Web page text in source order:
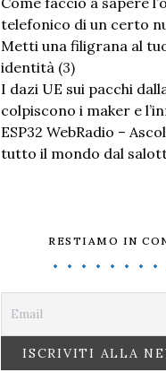
telefonico di un certo
Metti una filigrana al
identità (3)
I dazi UE sui pacchi
colpiscono i maker e
ESP32 WebRadio –
tutto il mondo dal
RESTIAMO IN